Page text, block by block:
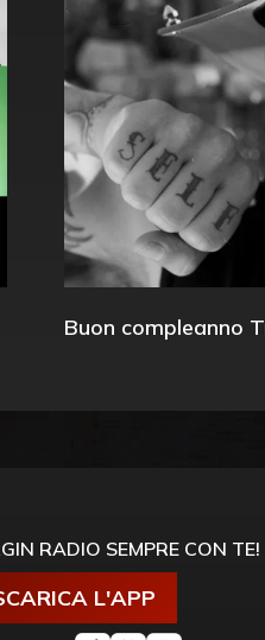
Buon compleanno
RADIO SEMPRE CON TE!
L'APP